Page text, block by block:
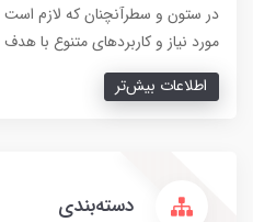
در ستون و سطرآنچنان که لازم است
مورد نیاز و کاربردهای متنوع با
اطلاعات بیش‌تر
دسته‌بندی